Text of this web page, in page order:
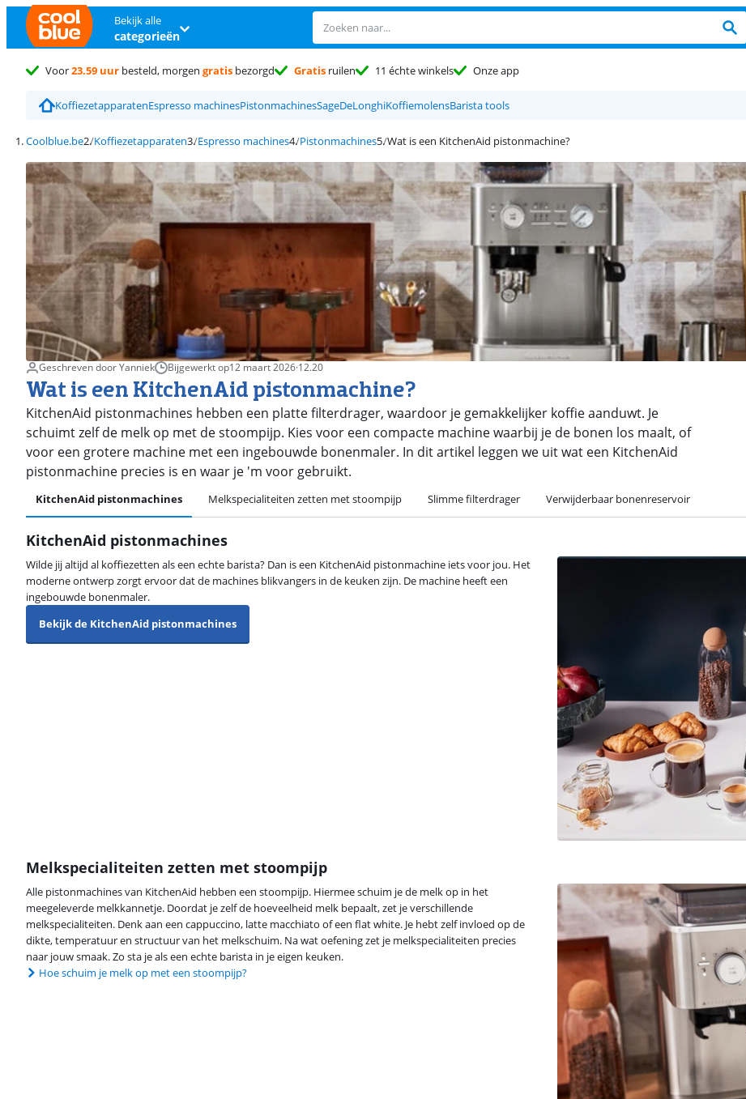
Bekijk alle
categorieën
Voor23.59 uur besteld, morgen gratis bezorgd Gratis ruilen 11 échte winkels Onze app
KoffiezetapparatenEspresso machinesPistonmachinesSageDeLonghiKoffiemolensBarista tools
Coolblue.be Koffiezetapparaten Espresso machines Pistonmachines Wat is een KitchenAid pistonmachine?
Geschreven door Yanniek Bijgewerkt op12 maart 2026·12.20
Wat is een KitchenAid pistonmachine?
KitchenAid pistonmachines hebben een platte filterdrager, waardoor je gemakkelijker koffie aanduwt. Je
schuimt zelf de melk op met de stoompijp. Kies voor een compacte machine waarbij je de bonen los maalt, of
voor een grotere machine met een ingebouwde bonenmaler. In dit artikel leggen we uit wat een KitchenAid
pistonmachine precies is en waar je 'm voor gebruikt.
KitchenAid pistonmachines Melkspecialiteiten zetten met stoompijp Slimme filterdrager Verwijderbaar bonenreservoir
KitchenAid pistonmachines
Wilde jij altijd al koffiezetten als een echte barista? Dan is een KitchenAid pistonmachine iets voor jou. Het
moderne ontwerp zorgt ervoor dat de machines blikvangers in de keuken zijn. De machine heeft een
ingebouwde bonenmaler.
Bekijk de KitchenAid pistonmachines
Melkspecialiteiten zetten met stoompijp
Alle pistonmachines van KitchenAid hebben een stoompijp. Hiermee schuim je de melk op in het
meegeleverde melkkannetje. Doordat je zelf de hoeveelheid melk bepaalt, zet je verschillende
melkspecialiteiten. Denk aan een cappuccino, latte macchiato of een flat white. Je hebt zelf invloed op de
dikte, temperatuur en structuur van het melkschuim. Na wat oefening zet je melkspecialiteiten precies
naar jouw smaak. Zo sta je als een echte barista in je eigen keuken.
Hoe schuim je melk op met een stoompijp?